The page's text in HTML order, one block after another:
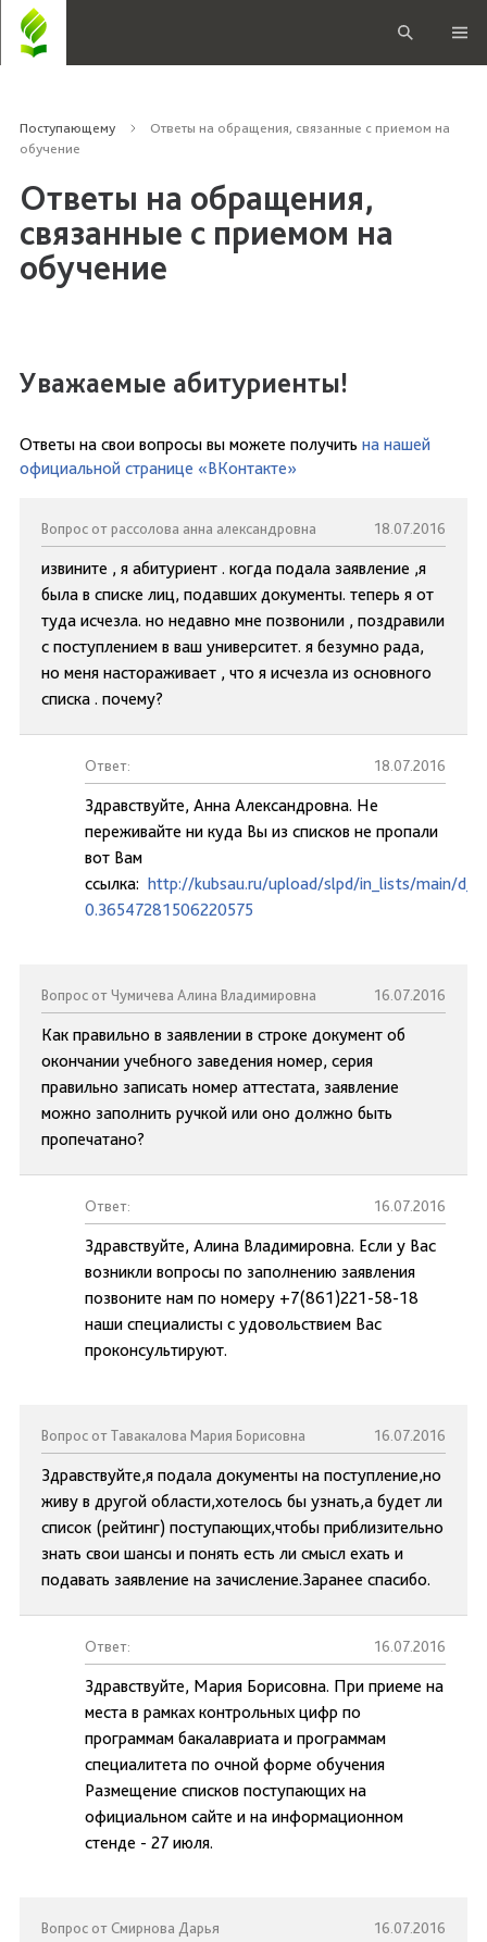
Поступающему
Ответы на обращения, связанные с приемом на
обучение
Ответы на обращения,
связанные с приемом на
обучение
Уважаемые абитуриенты!
Ответы на свои вопросы вы можете получить на нашей
официальной странице «ВКонтакте»
Вопрос от рассолова анна александровна 18.07.2016
извините , я абитуриент . когда подала заявление ,я
была в списке лиц, подавших документы. теперь я от
туда исчезла. но недавно мне позвонили , поздравили
с поступлением в ваш университет. я безумно рада,
но меня настораживает , что я исчезла из основного
списка . почему?
Ответ: 18.07.2016
Здравствуйте, Анна Александровна. Не
переживайте ни куда Вы из списков не пропали
вот Вам
ссылка: http://kubsau.ru/upload/slpd/in_lists/main/
0.36547281506220575
Вопрос от Чумичева Алина Владимировна 16.07.2016
Как правильно в заявлении в строке документ об
окончании учебного заведения номер, серия
правильно записать номер аттестата, заявление
можно заполнить ручкой или оно должно быть
пропечатано?
Ответ: 16.07.2016
Здравствуйте, Алина Владимировна. Если у Вас
возникли вопросы по заполнению заявления
позвоните нам по номеру +7(861)221-58-18
наши специалисты с удовольствием Вас
проконсультируют.
Вопрос от Тавакалова Мария Борисовна 16.07.2016
Здравствуйте,я подала документы на поступление,но
живу в другой области,хотелось бы узнать,а будет ли
список (рейтинг) поступающих,чтобы приблизительно
знать свои шансы и понять есть ли смысл ехать и
подавать заявление на зачисление.Заранее спасибо.
Ответ: 16.07.2016
Здравствуйте, Мария Борисовна. При приеме на
места в рамках контрольных цифр по
программам бакалавриата и программам
специалитета по очной форме обучения
Размещение списков поступающих на
официальном сайте и на информационном
стенде - 27 июля.
Вопрос от Смирнова Дарья 16.07.2016